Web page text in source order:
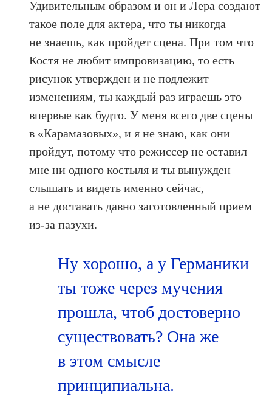
Удивительным образом и он и Лера создают
такое поле для актера, что ты никогда
не знаешь, как пройдет сцена. При том что
Костя не любит импровизацию, то есть
рисунок утвержден и не подлежит
изменениям, ты каждый раз играешь это
впервые как будто. У меня всего две сцены
в «Карамазовых», и я не знаю, как они
пройдут, потому что режиссер не оставил
мне ни одного костыля и ты вынужден
слышать и видеть именно сейчас,
а не доставать давно заготовленный прием
из-за пазухи.
Ну хорошо, а у Германики
ты тоже через мучения
прошла, чтоб достоверно
существовать? Она же
в этом смысле
принципиальна.